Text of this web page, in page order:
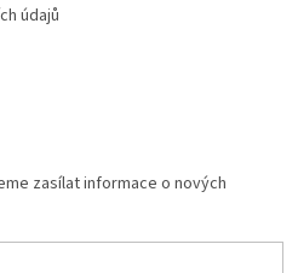
údajů
zasílat informace o nových